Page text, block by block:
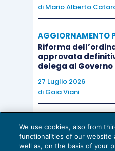
di Mario Alberto
AGGIORNAMENTO
Riforma
approvata
delega al Governo
27 Luglio 2026
di Gaia Viani
Come evitare le
guida per
We use cookies, also from
functionalities of our website
well as, on the basis of your